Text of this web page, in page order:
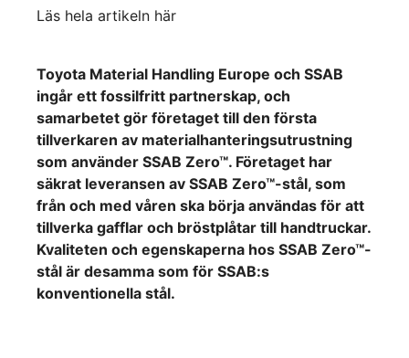
Läs hela artikeln här
Toyota Material Handling Europe och SSAB
ingår ett fossilfritt partnerskap, och
samarbetet gör företaget till den första
tillverkaren av materialhanteringsutrustning
som använder SSAB Zero™. Företaget har
säkrat leveransen av SSAB Zero™-stål, som
från och med våren ska börja användas för att
tillverka gafflar och bröstplåtar till handtruckar.
Kvaliteten och egenskaperna hos SSAB Zero™-
stål är desamma som för SSAB:s
konventionella stål.